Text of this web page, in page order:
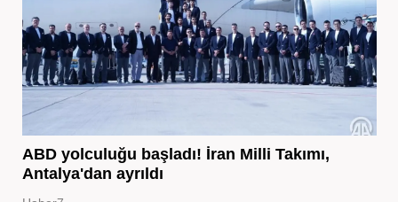
ABD yolculuğu başladı! İran Milli Takımı,
Antalya'dan ayrıldı